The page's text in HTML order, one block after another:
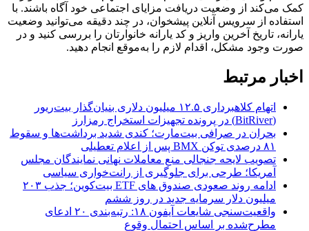
کمک می‌کند از وضعیت دریافت مزایای اجتماعی خود آگاه باشند. با
استفاده از سرویس آنلاین پیشخوان، در چند دقیقه می‌توانید وضعیت
یارانه، تاریخ آخرین واریز و کد یارانه خانوارتان را بررسی کنید و در
صورت وجود مشکل، اقدام لازم را به‌موقع انجام دهید.
اخبار مرتبط
اتهام کلاهبرداری ۱۲.۵ میلیون دلاری بنیان‌گذار بیت‌ریور
(BitRiver) در پرونده تجهیزات استخراج رمزارز
بحران در صرافی بیت‌مارت؛ کندی شدید برداشت‌ها و سقوط
۸۱ درصدی توکن BMX پس از اعلام تعطیلی
تصویب لایحه جنجالی منع معاملات نهانی نمایندگان مجلس
آمریکا؛ طرحی برای جلوگیری از رانت‌خواری سیاسی
ادامه روند صعودی صندوق‌ های ETF بیت‌کوین؛ جذب ۲۰۳
میلیون دلار سرمایه جدید در روز ششم
واقعیت‌سنجی شایعات آیفون ۱۸: رتبه‌بندی ۲۰ ادعای
مطرح‌شده بر اساس احتمال وقوع